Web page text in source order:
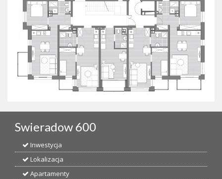
Swieradow 600
Inwestycja
Lokalizacja
Apartamenty